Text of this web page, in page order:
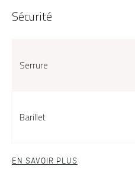
Sécurité
Serrure
Barillet
EN SAVOIR PLUS